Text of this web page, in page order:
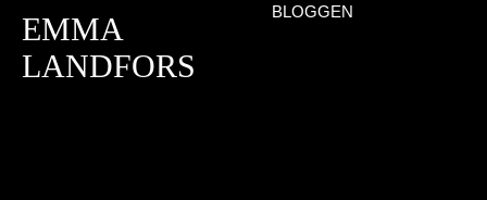
EMMA
LANDFORS
BLOGGEN